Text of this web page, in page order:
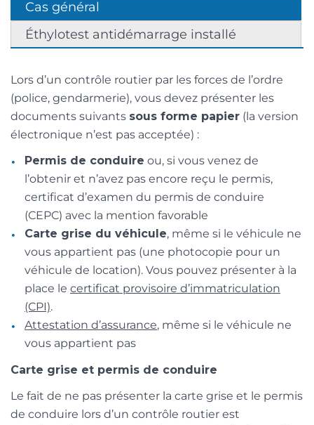
Cas général
Éthylotest antidémarrage installé
Lors d’un contrôle routier par les forces de l’ordre
(police, gendarmerie), vous devez présenter les
documents suivants sous forme papier (la version
électronique n’est pas acceptée) :
Permis de conduire ou, si vous venez de
l’obtenir et n’avez pas encore reçu le permis,
certificat d’examen du permis de conduire
(CEPC) avec la mention favorable
Carte grise du véhicule, même si le véhicule ne
vous appartient pas (une photocopie pour un
véhicule de location). Vous pouvez présenter à la
place le certificat provisoire d’immatriculation
(CPI).
Attestation d’assurance, même si le véhicule ne
vous appartient pas
Carte grise et permis de conduire
Le fait de ne pas présenter la carte grise et le permis
de conduire lors d’un contrôle routier est